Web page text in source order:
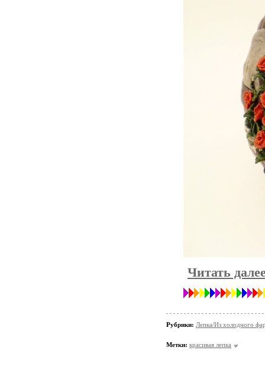
Читать
Рубрики: Лепка/Из холодного
Метки: красивая лепка